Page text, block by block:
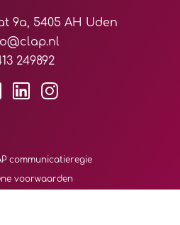
9a, 5405 AH Uden
249892
communicatieregie
voorwaarden